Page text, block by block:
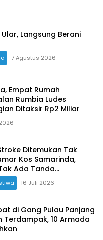
Langsung Berani
7 Agustus 2026
Empat Rumah
Rumbia Ludes
Ditaksir Rp2 Miliar
Ditemukan Tak
Kos Samarinda,
Ada Tanda
16 Juli 2026
di Gang Pulau Panjang
Terdampak, 10 Armada